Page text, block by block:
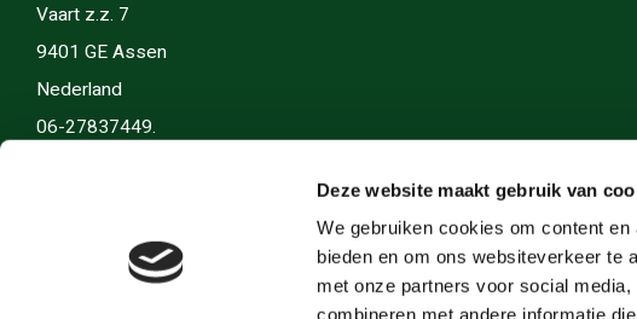
Deze website maakt gebruik van
We gebruiken cookies om content
bieden en om ons websiteverkeer te
met onze partners voor social
combineren met andere informatie
Vaart z.z. 7
9401 GE Assen
Nederland
06-27837449.